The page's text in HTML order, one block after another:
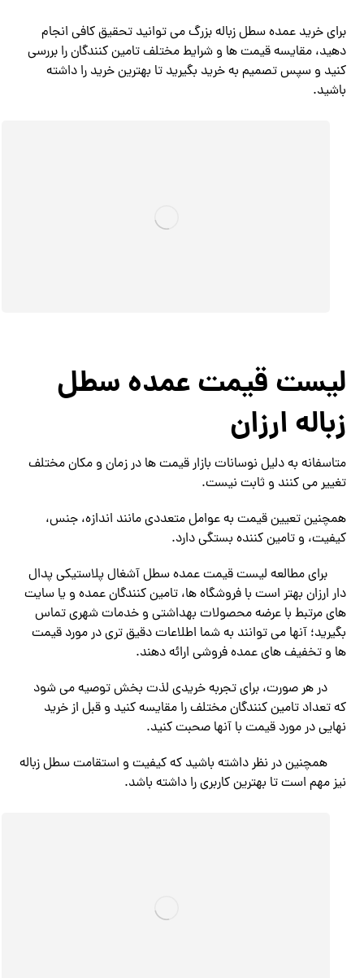
برای خرید عمده سطل زباله بزرگ می توانید تحقیق کافی انجام
دهید، مقایسه قیمت ها و شرایط مختلف تامین کنندگان را بررسی
کنید و سپس تصمیم به خرید بگیرید تا بهترین خرید را داشته
باشید.
لیست قیمت عمده سطل
زباله ارزان
متاسفانه به دلیل نوسانات بازار قیمت ها در زمان و مکان مختلف
تغییر می کنند و ثابت نیست.
همچنین تعیین قیمت به عوامل متعددی مانند اندازه، جنس،
کیفیت، و تامین کننده بستگی دارد.
برای مطالعه لیست قیمت عمده سطل آشغال پلاستیکی پدال
دار ارزان بهتر است با فروشگاه ها، تامین کنندگان عمده و یا سایت
های مرتبط با عرضه محصولات بهداشتی و خدمات شهری تماس
بگیرید؛ آنها می توانند به شما اطلاعات دقیق تری در مورد قیمت
ها و تخفیف های عمده فروشی ارائه دهند.
در هر صورت، برای تجربه خریدی لذت بخش توصیه می شود
که تعداد تامین کنندگان مختلف را مقایسه کنید و قبل از خرید
نهایی در مورد قیمت با آنها صحبت کنید.
همچنین در نظر داشته باشید که کیفیت و استقامت سطل زباله
نیز مهم است تا بهترین کاربری را داشته باشد.